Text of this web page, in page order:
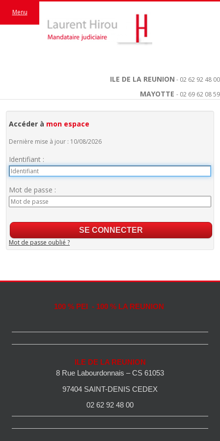
ILE DE LA REUNION - 02 62 92 48 00
MAYOTTE - 02 69 62 08 59
Menu
Accéder à mon espace
Dernière mise à jour : 10/08/2026
Identifiant :
Mot de passe :
Mot de passe oublié ?
100 % PEI - 100 % LA REUNION
ILE DE LA REUNION
8 Rue Labourdonnais – CS 61053
97404 SAINT-DENIS CEDEX
02 62 92 48 00